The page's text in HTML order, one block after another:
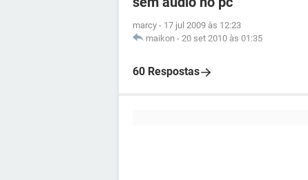
marcy - 17 jul 2009 às 12:23
maikon - 20 set 2010 às 01:35
60 Respostas